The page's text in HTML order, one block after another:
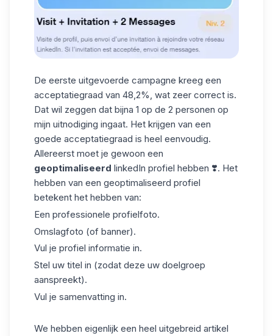
De eerste uitgevoerde campagne kreeg een
acceptatiegraad van 48,2%, wat zeer correct is.
Dat wil zeggen dat bijna 1 op de 2 personen op
mijn uitnodiging ingaat. Het krijgen van een
goede acceptatiegraad is heel eenvoudig.
Allereerst moet je gewoon een
geoptimaliseerd linkedIn profiel hebben ❣️. Het
hebben van een geoptimaliseerd profiel
betekent het hebben van:
Een professionele profielfoto.
Omslagfoto (of banner).
Vul je profiel informatie in.
Stel uw titel in (zodat deze uw doelgroep
aanspreekt).
Vul je samenvatting in.
We hebben eigenlijk een heel uitgebreid artikel